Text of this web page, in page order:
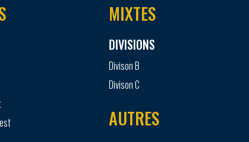
MIXTES
DIVISIONS
Divison B
Divison C
AUTRES